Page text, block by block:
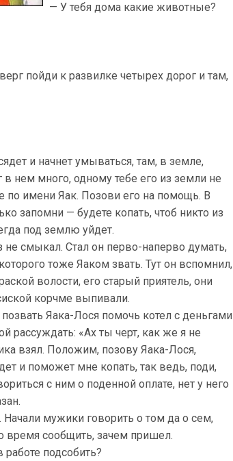
— У тебя дома какие животные?
пойди к развилке четырех дорог и там,
и начнет умываться, там, в земле,
нем много, одному тебе его из земли не
по имени Яак. Позови его на помощь. В
запомни — будете копать, чтоб никто из
под землю уйдет.
не смыкал. Стал он перво-наперво думать,
тоже Яаком звать. Тут он вспомнил,
волости, его старый приятель, они
корчме выпивали.
Яака-Лося помочь котел с деньгами
рассуждать: «Ах ты черт, как же я не
взял. Положим, позову Яака-Лося,
и поможет мне копать, так ведь, поди,
с ним о поденной оплате, нет у него
мужики говорить о том да о сем,
время сообщить, зачем пришел.
подсобить?